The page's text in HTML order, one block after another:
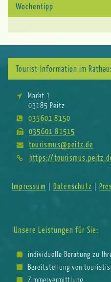
Wochentipp
Tourist-Information im
Markt 1
03185 Peitz
035601 8150
035601 81515
tourismus@peitz.de
https://
Impressum Datenschutz |
Unsere Leistungen für Sie:
individuelle Beratung zu
Bereitstellung von
Zimmervermittlung